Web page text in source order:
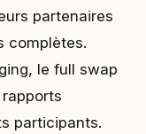
partenaires
complètes.
le full swap
participants.